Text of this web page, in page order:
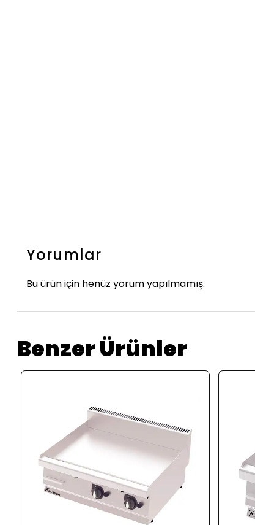
Yorumlar
Bu ürün için henüz yorum yapılmamış.
Benzer Ürünler